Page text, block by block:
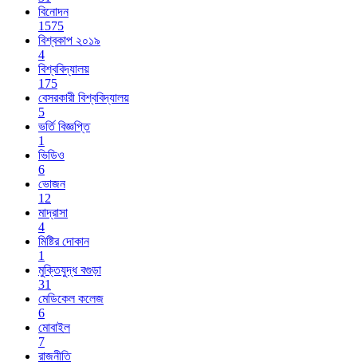
বিনোদন
1575
বিশ্বকাপ ২০১৯
4
বিশ্ববিদ্যালয়
175
বেসরকারী বিশ্ববিদ্যালয়
5
ভর্তি বিজ্ঞপ্তি
1
ভিডিও
6
ভোজন
12
মাদ্রাসা
4
মিষ্টির দোকান
1
মুক্তিযুদ্ধ বগুড়া
31
মেডিকেল কলেজ
6
মোবাইল
7
রাজনীতি